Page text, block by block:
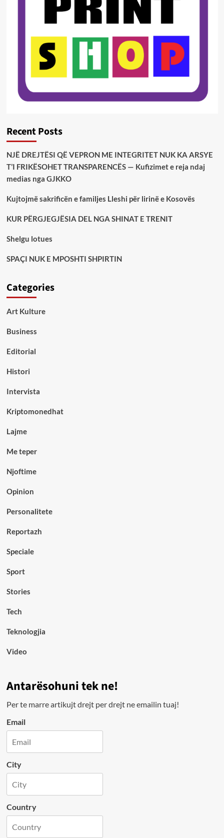
Recent Posts
NJË DREJTËSI QË VEPRON ME INTEGRITET NUK KA ARSYE
T’I FRIKËSOHET TRANSPARENCËS — Kufizimet e reja ndaj
medias nga GJKKO
Kujtojmë sakrificën e familjes Lleshi për lirinë e Kosovës
KUR PËRGJEGJËSIA DEL NGA SHINAT E TRENIT
Shelgu lotues
SPAÇI NUK E MPOSHTI SHPIRTIN
Categories
Art Kulture
Business
Editorial
Histori
Intervista
Kriptomonedhat
Lajme
Me teper
Njoftime
Opinion
Personalitete
Reportazh
Speciale
Sport
Stories
Tech
Teknologjia
Video
Antarësohuni tek ne!
Per te marre artikujt drejt per drejt ne emailin tuaj!
Email
City
Country